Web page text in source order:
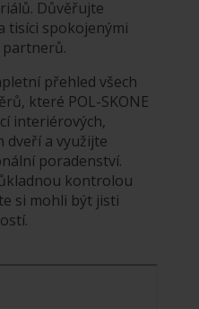
Důvěřujte
tisíci spokojenými
přehled všech
které POL-SKONE
interiérových,
dveří a využijte
poradenství.
kontrolou
si mohli být jisti